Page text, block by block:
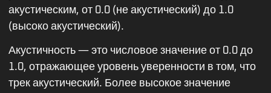
акустическим, от 0.0 (не акустический) до 1.0
(высоко акустический).
Акустичность — это числовое значение от 0.0 до
1.0, отражающее уровень уверенности в том, что
трек акустический. Более высокое значение